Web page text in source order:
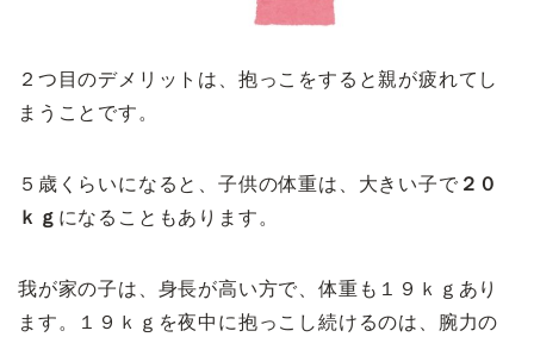
２つ目のデメリットは、抱っこをすると親が疲れてし
まうことです。
５歳くらいになると、子供の体重は、大きい子で ２０
ｋｇ になることもあります。
我が家の子は、身長が高い方で、体重も１９ｋｇあり
ます。１９ｋｇを夜中に抱っこし続けるのは、腕力の